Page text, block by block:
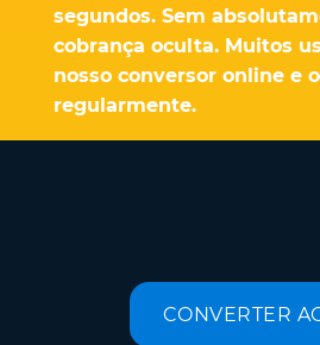
segundos. Sem
cobrança oculta. Muitos
nosso conversor online e
regularmente.
CONVERTER